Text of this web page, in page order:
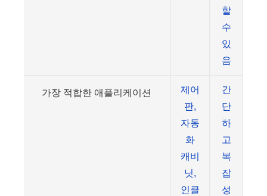
할
수
있
음
가장 적합한 애플리케이션
제어
판,
자동
화
캐비
닛,
인클
간
단
하
고
복
잡
성